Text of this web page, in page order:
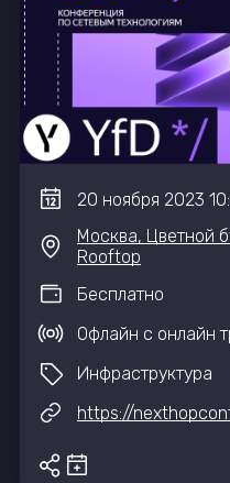
20 ноября 2023
Москва, Цветной
Rooftop
Бесплатно
Офлайн с онлайн
Инфраструктура
https://